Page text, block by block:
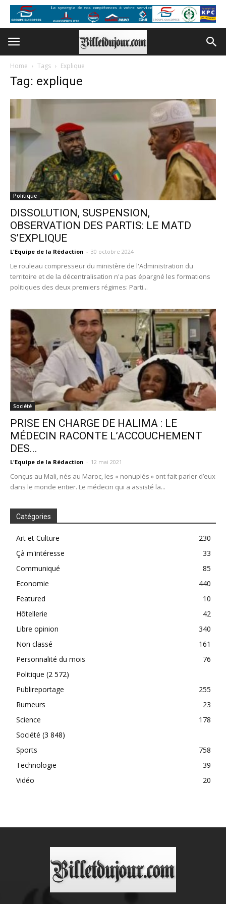
Home Tags Explique
Tag: explique
Politique
DISSOLUTION, SUSPENSION,
OBSERVATION DES PARTIS: LE MATD
S’EXPLIQUE
L'Equipe de la Rédaction - 30 octobre 2024
Le rouleau compresseur du ministère de l'Administration du
territoire et de la décentralisation n'a pas épargné les formations
politiques des deux premiers régimes: Parti...
Société
PRISE EN CHARGE DE HALIMA : LE
MÉDECIN RACONTE L’ACCOUCHEMENT
DES...
L'Equipe de la Rédaction - 12 mai 2021
Conçus au Mali, nés au Maroc, les « nonuplés » ont fait parler d’eux
dans le monde entier. Le médecin qui a assisté la...
Catégories
Art et Culture
230
Çà m'intéresse
33
Communiqué
85
Economie
440
Featured
10
Hôtellerie
42
Libre opinion
340
Non classé
161
Personnalité du mois
76
Politique (2 572)
Publireportage
255
Rumeurs
23
Science
178
Société (3 848)
Sports
758
Technologie
39
Vidéo
20